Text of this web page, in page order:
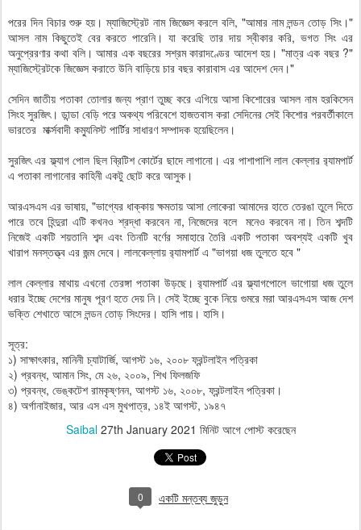
পরের দিন বিচার শুরু হয়। ম্যাজিস্ট্রেট নাম জিজ্ঞেস করলে বলি, "আমার নাম লন্ডন তোড় সিং।"
আসল নাম কিছুতেই বের করতে পারেনি। যা করেছি তার দায় স্বীকার করি, ভগত সিং এর
অনুপ্রেরণার কথা বলি। আমার এক বছরের সশ্রম কারাদণ্ডের আদেশ হয়। "মাত্র এক বছর ?"
ম্যাজিস্ট্রেটকে জিজ্ঞেস করাতে উনি বাড়িয়ে চার বছর কারাবাস এর আদেশ দেন।"
সেদিন জাতীয় পতাকা তোলার জন্য প্রাণ তুচ্ছ করে এগিয়ে আসা কিশোরের আসল নাম হরকিসেন
সিংহ সুরজিৎ। ডান্ডা বেড়ি পরে অকথ্য পরিবেশে হাজতবাস করা সেদিনের সেই কিশোর পরবর্তীকালে
ভারতের মার্ক্সবাদী কম্যুনিস্ট পার্টির সাধারণ সম্পাদক হয়েছিলেন।
সুরজিৎ এর ফ্ল্যাগ পোল ছিল ব্রিটিশ কোর্টের ছাদে লাগানো। এর পাশাপাশি লাল কেল্লার র‍্যামপার্ট
এ পতাকা লাগানোর কাহিনী একটু ছোট করে আসুক।
আরএসএস এর ভাষায়, "ভাগ্যের ধাক্কায় ক্ষমতায় আসা লোকেরা আমাদের হাতে তেরঙা তুলে দিতে
পারে তবে হিন্দুরা এটি কখনও শ্রদ্ধা করবেন না, নিজেদের বলে মনেও করবেন না। তিন শব্দটি
নিজেই একটি শয়তানি শব্দ এবং তিনটি বর্ণের সমাহারে তৈরি একটি পতাকা অবশ্যই একটি খুব
খারাপ মনস্তত্ত্ব এর জন্ম দেবে। লালকেল্লায় র‍্যামপার্ট এ "ভাগয়া ধজ তুলতে হবে "
লাল কেল্লার মাথায় এখনো তেরঙ্গা পতাকা উড়ছে। র‍্যামপার্ট এর ফ্ল্যাগপোলে ভাগোয়া ধজ তুলে
ধরার ইচ্ছে দেশের মানুষ পূরণ হতে দেয় নি। সেই ইচ্ছে বুকে নিয়ে গুমরে মরা আরএসএস আজ দেশ
ভক্তি শেখাতে আসে লন্ডন তোড় সিংদের। হাসি পায়। হাসি।
সূত্র:
১) সাক্ষাৎকার, মানিনী চ্যাটার্জি, আগস্ট ১৬, ২০০৮ ফ্রন্টলাইন পত্রিকা
২) প্রবন্ধ, আমান সিং, মে ২৬, ২০০৯, শিখ ফিলজফি
৩) প্রবন্ধ, ভেঙ্কটেশ রামকৃষ্ণনন, আগস্ট ১৬, ২০০৮, ফ্রন্টলাইন পত্রিকা।
৪) অর্গানাইজার, আর এস এস মুখপাত্র, ১৪ই আগস্ট, ১৯৪৭
Saibal 27th January 2021 মিনিট আগে পোস্ট করেছেন
0 একটি মন্তব্য জুড়ুন